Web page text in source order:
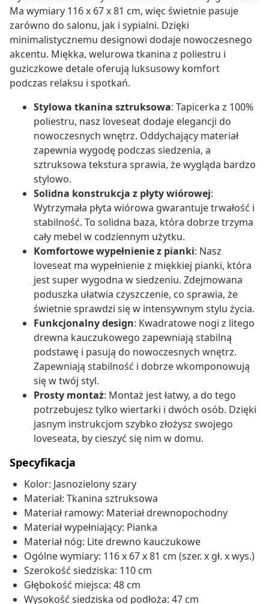
Ma wymiary 116 x 67 x 81 cm, więc świetnie pasuje
zarówno do salonu, jak i sypialni. Dzięki
minimalistycznemu designowi dodaje nowoczesnego
akcentu. Miękka, welurowa tkanina z poliestru i
guziczkowe detale oferują luksusowy komfort
podczas relaksu i spotkań.
Stylowa tkanina sztruksowa: Tapicerka z 100%
poliestru, nasz loveseat dodaje elegancji do
nowoczesnych wnętrz. Oddychający materiał
zapewnia wygodę podczas siedzenia, a
sztruksowa tekstura sprawia, że wygląda bardzo
stylowo.
Solidna konstrukcja z płyty wiórowej:
Wytrzymała płyta wiórowa gwarantuje trwałość i
stabilność. To solidna baza, która dobrze trzyma
cały mebel w codziennym użytku.
Komfortowe wypełnienie z pianki: Nasz
loveseat ma wypełnienie z miękkiej pianki, która
jest super wygodna w siedzeniu. Zdejmowana
poduszka ułatwia czyszczenie, co sprawia, że
świetnie sprawdzi się w intensywnym stylu życia.
Funkcjonalny design: Kwadratowe nogi z litego
drewna kauczukowego zapewniają stabilną
podstawę i pasują do nowoczesnych wnętrz.
Zapewniają stabilność i dobrze wkomponowują
się w twój styl.
Prosty montaż: Montaż jest łatwy, a do tego
potrzebujesz tylko wiertarki i dwóch osób. Dzięki
jasnym instrukcjom szybko złożysz swojego
loveseata, by cieszyć się nim w domu.
Specyfikacja
Kolor: Jasnozielony szary
Materiał: Tkanina sztruksowa
Materiał ramowy: Materiał drewnopochodny
Materiał wypełniający: Pianka
Materiał nóg: Lite drewno kauczukowe
Ogólne wymiary: 116 x 67 x 81 cm (szer. x gł. x wys.)
Szerokość siedziska: 110 cm
Głębokość miejsca: 48 cm
Wysokość siedziska od podłoża: 47 cm